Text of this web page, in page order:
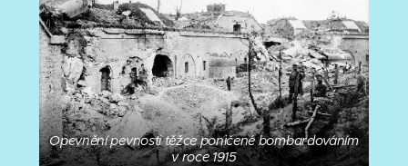
Opevnění pevnosti těžce poničené bombardováním
v roce 1915